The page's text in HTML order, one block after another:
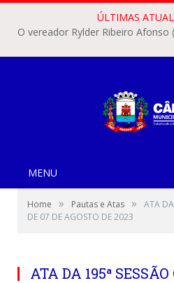
ÚLTIMAS
MENU
Home » Pautas e Atas »
ATA
DE 07 DE AGOSTO DE 2023
ATA DA 195ª